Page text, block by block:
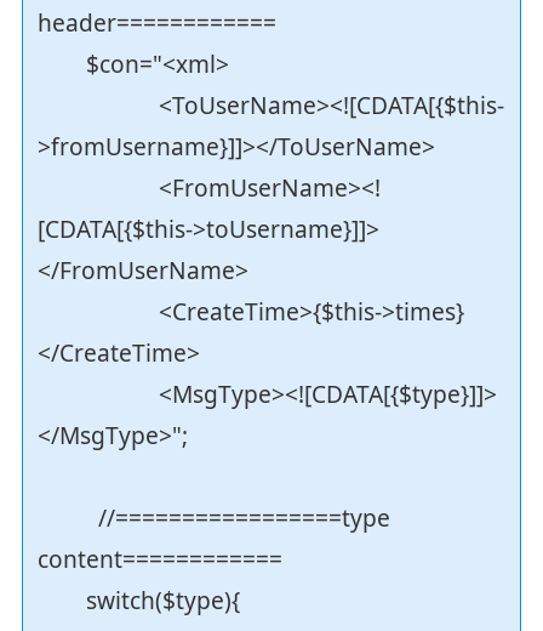
header============
$con="<xml>
<ToUserName><![CDATA[{$this-
>fromUsername}]]></ToUserName>
<FromUserName><!
[CDATA[{$this->toUsername}]]>
</FromUserName>
<CreateTime>{$this->times}
</CreateTime>
<MsgType><![CDATA[{$type}]]>
</MsgType>";
//=================type
content============
switch($type){